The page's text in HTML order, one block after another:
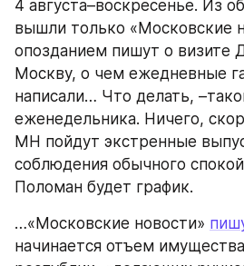
4 августа–воскресенье. Из
вышли только «Московские
опозданием пишут о визите
Москву, о чем ежедневные
написали… Что делать,
еженедельника. Ничего,
МН пойдут экстренные
соблюдения обычного
Поломан будет график.
…«Московские новости»
начинается отъем